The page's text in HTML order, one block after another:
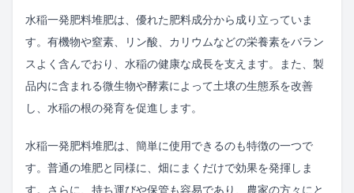
水稲一発肥料堆肥は、優れた肥料成分から成り立っていま
す。有機物や窒素、リン酸、カリウムなどの栄養素をバラン
スよく含んでおり、水稲の健康な成長を支えます。また、製
品内に含まれる微生物や酵素によって土壌の生態系を改善
し、水稲の根の発育を促進します。
水稲一発肥料堆肥は、簡単に使用できるのも特徴の一つで
す。普通の堆肥と同様に、畑にまくだけで効果を発揮しま
す。さらに、持ち運びや保管も容易であり、農家の方々にと